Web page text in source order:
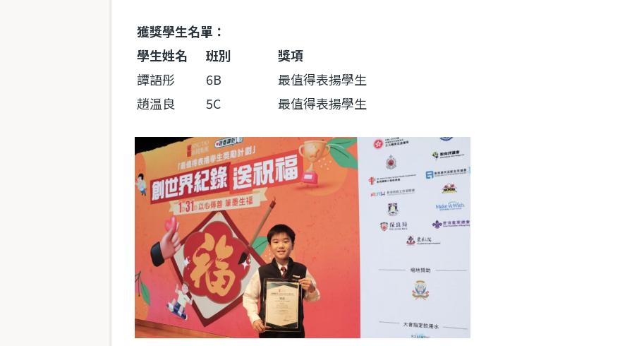
獲獎學生名單：
學生姓名
班別
獎項
譚語彤
6B
最值得表揚學生
趙温良
5C 最值得表揚學生